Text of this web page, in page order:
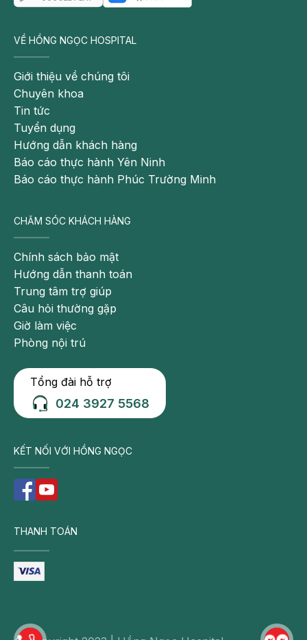
VỀ HỒNG NGỌC HOSPITAL
Giới thiệu về chúng tôi
Chuyên khoa
Tin tức
Tuyển dụng
Hướng dẫn khách hàng
Báo cáo thực hành Yên Ninh
Báo cáo thực hành Phúc Trường Minh
CHĂM SÓC KHÁCH HÀNG
Chính sách bảo mật
Hướng dẫn thanh toán
Trung tâm trợ giúp
Câu hỏi thường gặp
Giờ làm việc
Phòng nội trú
Tổng đài hỗ trợ
024 3927 5568
KẾT NỐI VỚI HỒNG NGỌC
THANH TOÁN